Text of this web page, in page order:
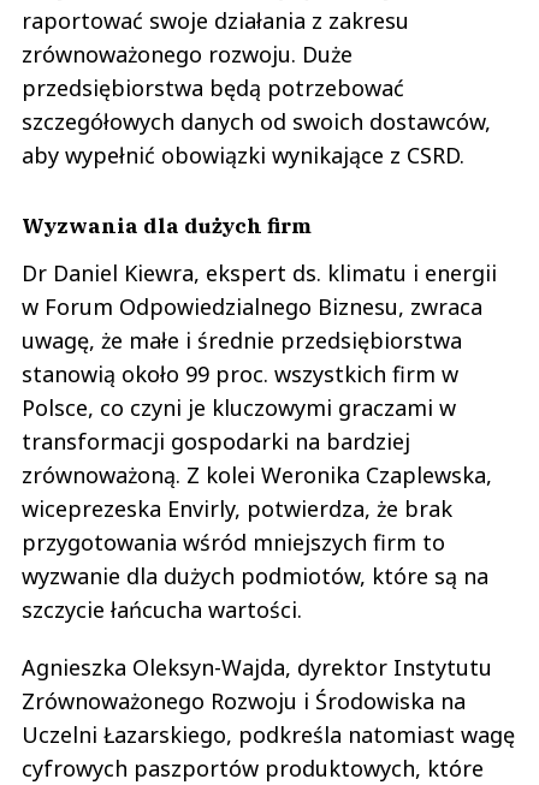
raportować swoje działania z zakresu
zrównoważonego rozwoju. Duże
przedsiębiorstwa będą potrzebować
szczegółowych danych od swoich dostawców,
aby wypełnić obowiązki wynikające z CSRD.
Wyzwania dla dużych firm
Dr Daniel Kiewra, ekspert ds. klimatu i energii
w Forum Odpowiedzialnego Biznesu, zwraca
uwagę, że małe i średnie przedsiębiorstwa
stanowią około 99 proc. wszystkich firm w
Polsce, co czyni je kluczowymi graczami w
transformacji gospodarki na bardziej
zrównoważoną. Z kolei Weronika Czaplewska,
wiceprezeska Envirly, potwierdza, że brak
przygotowania wśród mniejszych firm to
wyzwanie dla dużych podmiotów, które są na
szczycie łańcucha wartości.
Agnieszka Oleksyn-Wajda, dyrektor Instytutu
Zrównoważonego Rozwoju i Środowiska na
Uczelni Łazarskiego, podkreśla natomiast wagę
cyfrowych paszportów produktowych, które